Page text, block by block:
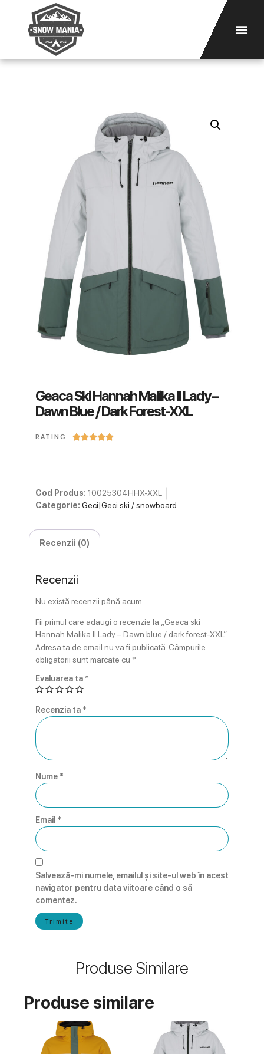
Geaca Ski Hannah Malika II Lady –
Dawn Blue / Dark Forest-XXL
RATING 
Cod Produs: 10025304HHX-XXL
Categorie: Geci|Geci ski / snowboard
Recenzii (0)
Recenzii
Nu există recenzii până acum.
Fii primul care adaugi o recenzie la „Geaca ski
Hannah Malika II Lady – Dawn blue / dark forest-XXL”
Adresa ta de email nu va fi publicată. Câmpurile
obligatorii sunt marcate cu *
Evaluarea ta *
Recenzia ta *
Nume *
Email *
Salvează-mi numele, emailul și site-ul web în acest
navigator pentru data viitoare când o să
comentez.
Produse Similare
Produse similare